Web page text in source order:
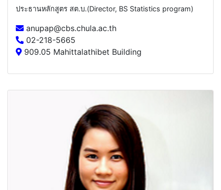
ประธานหลักสูตร สต.บ.(Director, BS Statistics program)
anupap@cbs.chula.ac.th
02-218-5665
909.05 Mahittalathibet Building